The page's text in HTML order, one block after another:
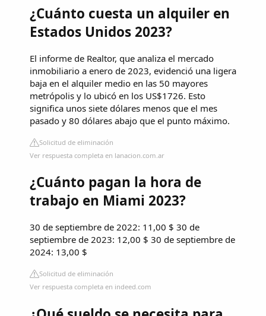
¿Cuánto cuesta un alquiler en
Estados Unidos 2023?
El informe de Realtor, que analiza el mercado
inmobiliario a enero de 2023, evidenció una ligera
baja en el alquiler medio en las 50 mayores
metrópolis y lo ubicó en los US$1726. Esto
significa unos siete dólares menos que el mes
pasado y 80 dólares abajo que el punto máximo.
Solicitud de eliminación
Ver respuesta completa en lanacion.com.ar
¿Cuánto pagan la hora de
trabajo en Miami 2023?
30 de septiembre de 2022: 11,00 $ 30 de
septiembre de 2023: 12,00 $ 30 de septiembre de
2024: 13,00 $
Solicitud de eliminación
Ver respuesta completa en indeed.com